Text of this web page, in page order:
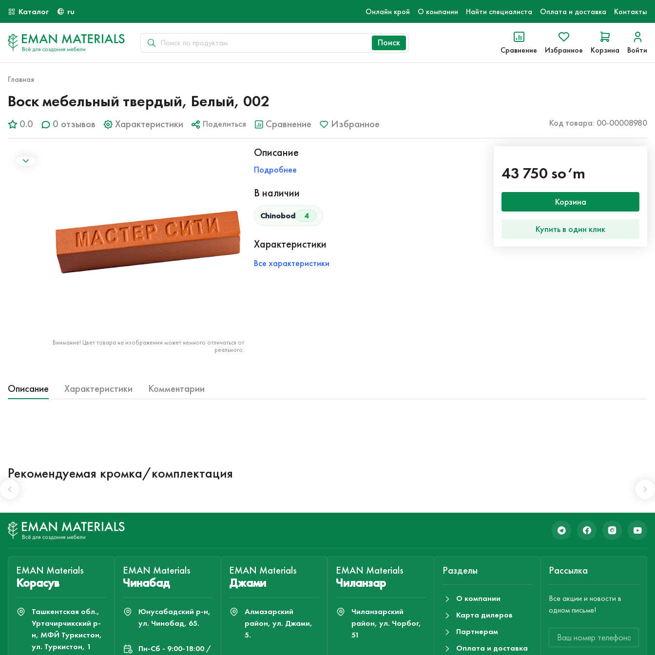
Каталог ru Онлайн крой О компании Найти специалиста Оплата и доставка Контакты
Поиск
Сравнение Избранное Корзина Войти
Главная
Воск мебельный твердый, Белый, 002
0.0 0 отзывов Характеристики Поделиться Сравнение Избранное Код товара: 00-00008980
Внимание! Цвет товара на изображении может немного отличаться от
реального.
Описание
Подробнее
В наличии
Chinobod 4
Характеристики
Все характеристики
43 750 so‘m
Корзина
Купить в один клик
Описание Характеристики Комментарии
Рекомендуемая кромка/комплектация
EMAN Materials
Корасув
Ташкентская обл.,
Уртачирчикский р-
н, МФЙ Туркистон,
ул. Туркистон, 1
EMAN Materials
Чинабад
Юнусабадский р-н,
ул. Чинобад, 65.
Пн-Cб - 9:00-18:00 /
EMAN Materials
Джами
Алмазарский
район, ул. Джами,
5.
EMAN Materials
Чиланзар
Чиланзарский
район, ул. Чорбог,
51
Разделы
О компании
Карта дилеров
Партнерам
Оплата и доставка
Рассылка
Все акции и новости в
одном письме!